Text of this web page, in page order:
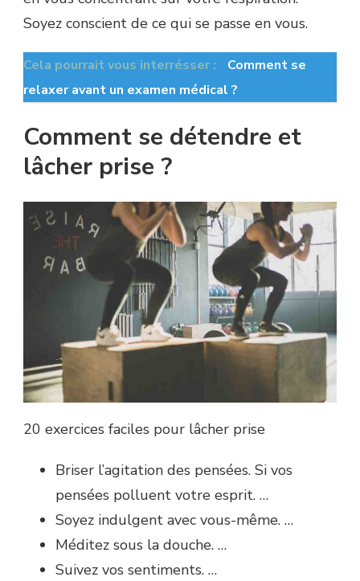
Soyez conscient de ce qui se passe en vous.
Cela pourrait vous interrésser :
Comment se
relaxer avant un examen médical ?
Comment se détendre et
lâcher prise ?
20 exercices faciles pour lâcher prise
Briser l’agitation des pensées. Si vos
pensées polluent votre esprit. …
Soyez indulgent avec vous-même. …
Méditez sous la douche. …
Suivez vos sentiments. …